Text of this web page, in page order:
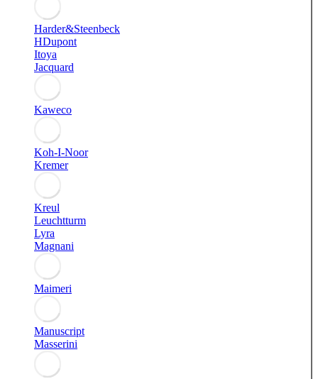
Harder&Steenbeck
HDupont
Itoya
Jacquard
Kaweco
Koh-I-Noor
Kremer
Kreul
Leuchtturm
Lyra
Magnani
Maimeri
Manuscript
Masserini